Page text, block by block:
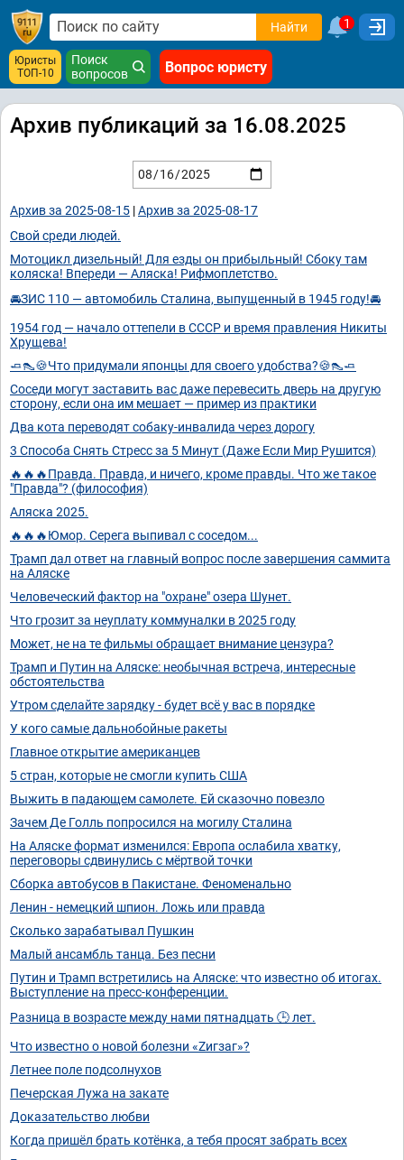
Найти 1
Юристы
ТОП-10
Поиск
вопросов
Вопрос юристу
Архив публикаций за 16.08.2025
Архив за 2025-08-15 |Архив за 2025-08-17
Свой среди людей.
Мотоцикл дизельный! Для езды он прибыльный! Сбоку там
коляска! Впереди — Аляска! Рифмоплетство.
🚘ЗИС 110 — автомобиль Сталина, выпущенный в 1945 году!🚘
1954 год — начало оттепели в СССР и время правления Никиты
Хрущева!
🧈👠🍪Что придумали японцы для своего удобства?🍪👠🧈
Соседи могут заставить вас даже перевесить дверь на другую
сторону, если она им мешает — пример из практики
Два кота переводят собаку-инвалида через дорогу
3 Способа Снять Стресс за 5 Минут (Даже Если Мир Рушится)
🔥🔥🔥Правда. Правда, и ничего, кроме правды. Что же такое
"Правда"? (философия)
Аляска 2025.
🔥🔥🔥Юмор. Серега выпивал с соседом...
Трамп дал ответ на главный вопрос после завершения саммита
на Аляске
Человеческий фактор на "охране" озера Шунет.
Что грозит за неуплату коммуналки в 2025 году
Может, не на те фильмы обращает внимание цензура?
Трамп и Путин на Аляске: необычная встреча, интересные
обстоятельства
Утром сделайте зарядку - будет всё у вас в порядке
У кого самые дальнобойные ракеты
Главное открытие американцев
5 стран, которые не смогли купить США
Выжить в падающем самолете. Ей сказочно повезло
Зачем Де Голль попросился на могилу Сталина
На Аляске формат изменился: Европа ослабила хватку,
переговоры сдвинулись с мёртвой точки
Сборка автобусов в Пакистане. Феноменально
Ленин - немецкий шпион. Ложь или правда
Сколько зарабатывал Пушкин
Малый ансамбль танца. Без песни
Путин и Трамп встретились на Аляске: что известно об итогах.
Выступление на пресс-конференции.
Разница в возрасте между нами пятнадцать 🕒 лет.
Что известно о новой болезни «Zигзаг»?
Летнее поле подсолнухов
Печерская Лужа на закате
Доказательство любви
Когда пришёл брать котёнка, а тебя просят забрать всех